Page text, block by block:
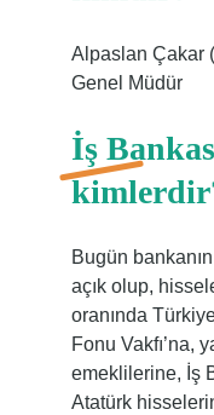
Alpaslan Çakar
Genel Müdür
İş
Bugün
açık olup,
oranında
Fonu Vakfı’na,
emeklilerine, İş
Atatürk